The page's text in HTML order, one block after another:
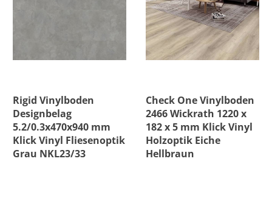
Rigid Vinylboden
Designbelag
5.2/0.3x470x940 mm
Klick Vinyl Fliesenoptik
Grau NKL23/33
Check One Vinylboden
2466 Wickrath 1220 x
182 x 5 mm Klick Vinyl
Holzoptik Eiche
Hellbraun